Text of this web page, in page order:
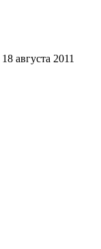
18 августа 2011